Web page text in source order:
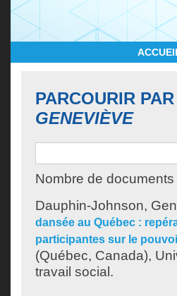
PARCOURIR
GENEVIÈVE
Nombre de
Dauphin-Johnson,
dansée au Québec :
participantes sur le
(Québec, Canada),
travail social.